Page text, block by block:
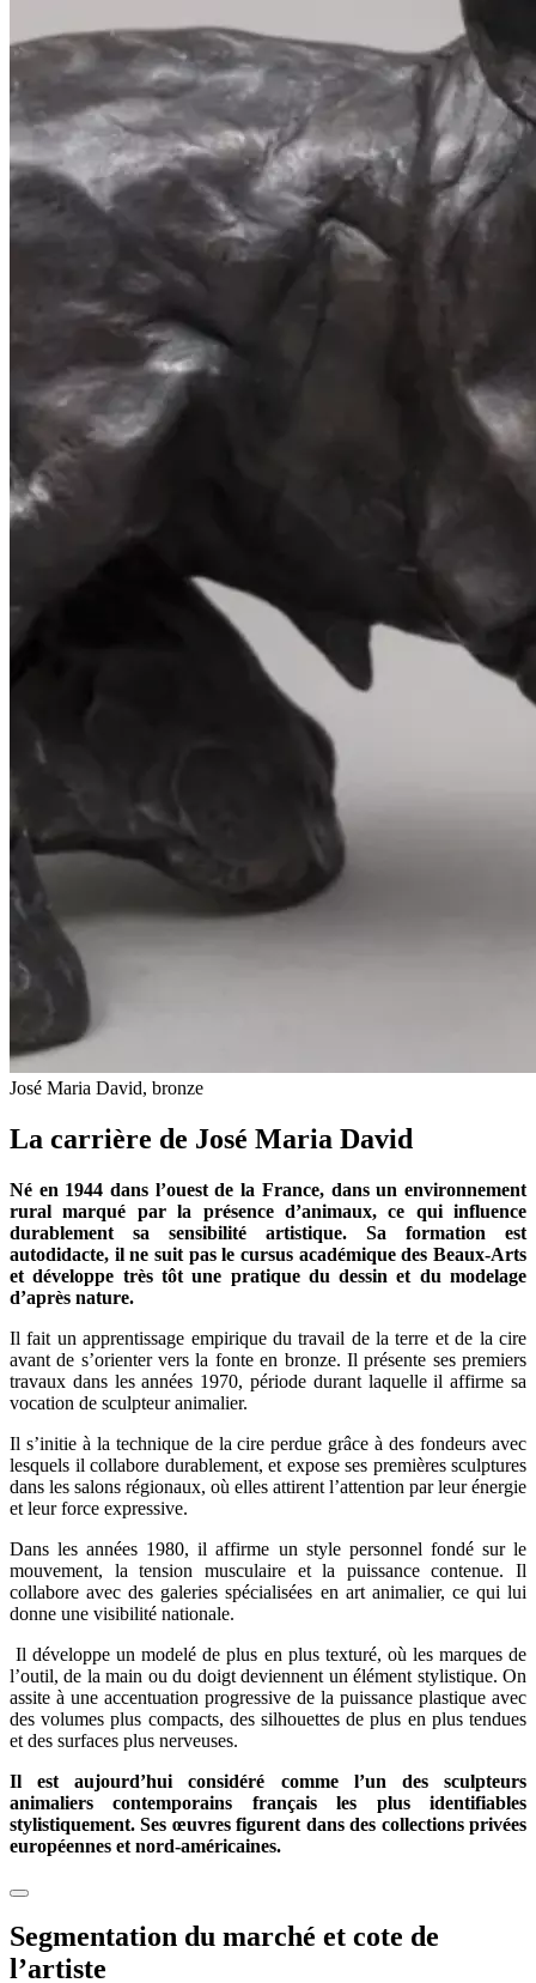
José Maria David, bronze
La carrière de José Maria David
Né en 1944 dans l’ouest de la France, dans un environnement
rural marqué par la présence d’animaux, ce qui influence
durablement sa sensibilité artistique. Sa formation est
autodidacte, il ne suit pas le cursus académique des Beaux-Arts
et développe très tôt une pratique du dessin et du modelage
d’après nature.
Il fait un apprentissage empirique du travail de la terre et de la cire
avant de s’orienter vers la fonte en bronze. Il présente ses premiers
travaux dans les années 1970, période durant laquelle il affirme sa
vocation de sculpteur animalier.
Il s’initie à la technique de la cire perdue grâce à des fondeurs avec
lesquels il collabore durablement, et expose ses premières sculptures
dans les salons régionaux, où elles attirent l’attention par leur énergie
et leur force expressive.
Dans les années 1980, il affirme un style personnel fondé sur le
mouvement, la tension musculaire et la puissance contenue. Il
collabore avec des galeries spécialisées en art animalier, ce qui lui
donne une visibilité nationale.
Il développe un modelé de plus en plus texturé, où les marques de
l’outil, de la main ou du doigt deviennent un élément stylistique. On
assite à une accentuation progressive de la puissance plastique avec
des volumes plus compacts, des silhouettes de plus en plus tendues
et des surfaces plus nerveuses.
Il est aujourd’hui considéré comme l’un des sculpteurs
animaliers contemporains français les plus identifiables
stylistiquement. Ses œuvres figurent dans des collections privées
européennes et nord-américaines.
Segmentation du marché et cote de
l’artiste